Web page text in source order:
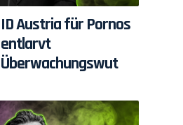
ID Austria für Pornos
entlarvt
Überwachungswut